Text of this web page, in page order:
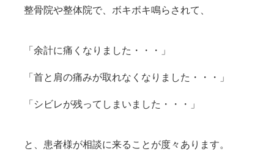
整骨院や整体院で、ボキボキ鳴らされて、
「余計に痛くなりました・・・」
「首と肩の痛みが取れなくなりました・・・」
「シビレが残ってしまいました・・・」
と、患者様が相談に来ることが度々あります。